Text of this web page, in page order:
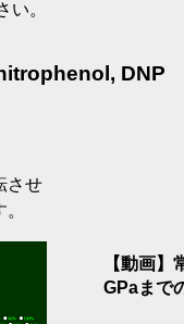
い。
DNP
させ
【動画】
GPaまで